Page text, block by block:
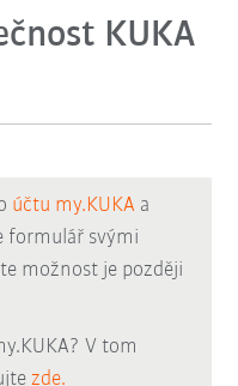
KUKA
účtu my.KUKA a
formulář svými
možnost je později
V tom
zde.